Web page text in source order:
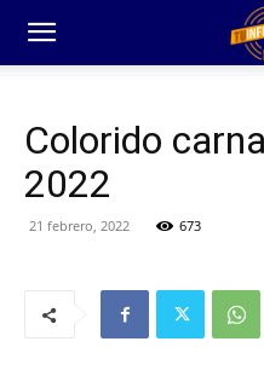
Colorido
2022
21 febrero, 2022 673